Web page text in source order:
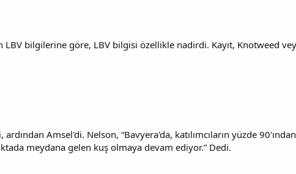
LBV bilgilerine göre, LBV bilgisi özellikle nadirdi. Kayıt, Knotweed
ardından Amsel'di. Nelson, “Bavyera'da, katılımcıların yüzde
meydana gelen kuş olmaya devam ediyor.” Dedi.